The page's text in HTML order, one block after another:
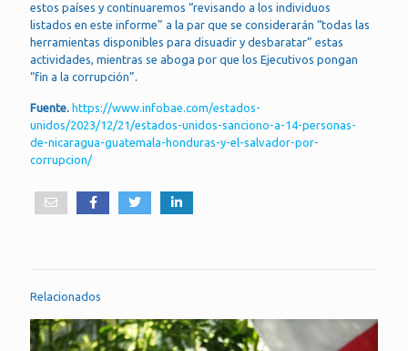
estos países y continuaremos “revisando a los individuos
listados en este informe” a la par que se considerarán “todas las
herramientas disponibles para disuadir y desbaratar” estas
actividades, mientras se aboga por que los Ejecutivos pongan
“fin a la corrupción”.
Fuente. https://www.infobae.com/estados-
unidos/2023/12/21/estados-unidos-sanciono-a-14-personas-
de-nicaragua-guatemala-honduras-y-el-salvador-por-
corrupcion/
Relacionados